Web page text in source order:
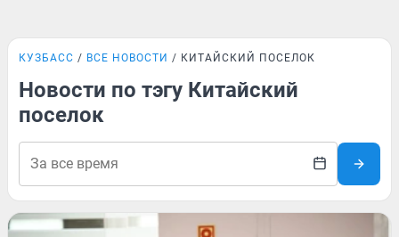
КУЗБАСС ВСЕ НОВОСТИ КИТАЙСКИЙ ПОСЕЛОК
Новости по тэгу Китайский
поселок